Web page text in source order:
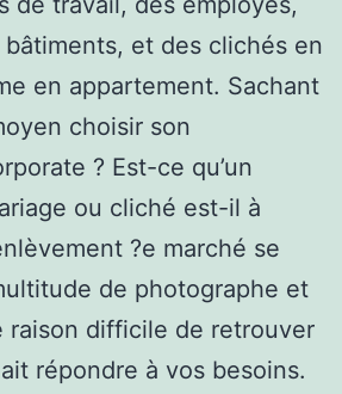
et des clichés en
en appartement. Sachant
choisir son
? Est-ce qu’un
ou cliché est-il à
?e marché se
de photographe et
raison difficile de retrouver
répondre à vos besoins.